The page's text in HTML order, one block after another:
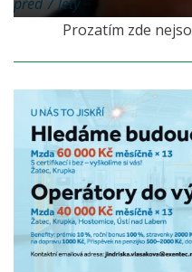
Prozatím zde